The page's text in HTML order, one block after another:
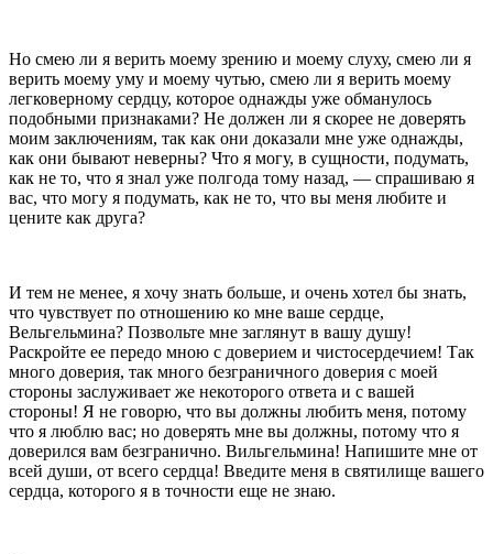
Но смею ли я верить моему зрению и моему слуху, смею ли я
верить моему уму и моему чутью, смею ли я верить моему
легковерному сердцу, которое однажды уже обманулось
подобными признаками? Не должен ли я скорее не доверять
моим заключениям, так как они доказали мне уже однажды,
как они бывают неверны? Что я могу, в сущности, подумать,
как не то, что я знал уже полгода тому назад, — спрашиваю я
вас, что могу я подумать, как не то, что вы меня любите и
цените как друга?
И тем не менее, я хочу знать больше, и очень хотел бы знать,
что чувствует по отношению ко мне ваше сердце,
Вельгельмина? Позвольте мне заглянут в вашу душу!
Раскройте ее передо мною с доверием и чистосердечием! Так
много доверия, так много безграничного доверия с моей
стороны заслуживает же некоторого ответа и с вашей
стороны! Я не гово­рю, что вы должны любить меня, потому
что я люблю вас; но доверять мне вы должны, потому что я
дове­рился вам безгранично. Вильгельмина! Напишите мне от
всей души, от всего сердца! Введите меня в свя­тилище вашего
сердца, которого я в точности еще не знаю.